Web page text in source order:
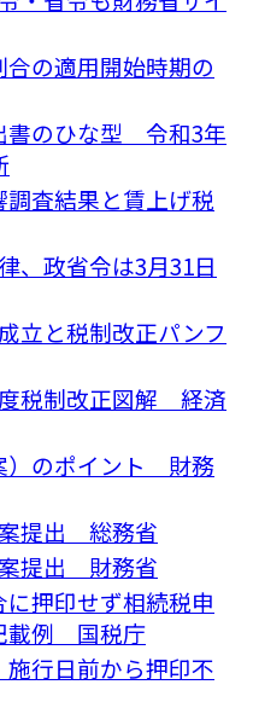
の適用開始時期の
書のひな型 令和3年
査結果と賃上げ税
政省令は3月31日
立と税制改正パンフ
税制改正図解 経済
）のポイント 財務
提出 総務省
提出 財務省
押印せず相続税申
載例 国税庁
行日前から押印不